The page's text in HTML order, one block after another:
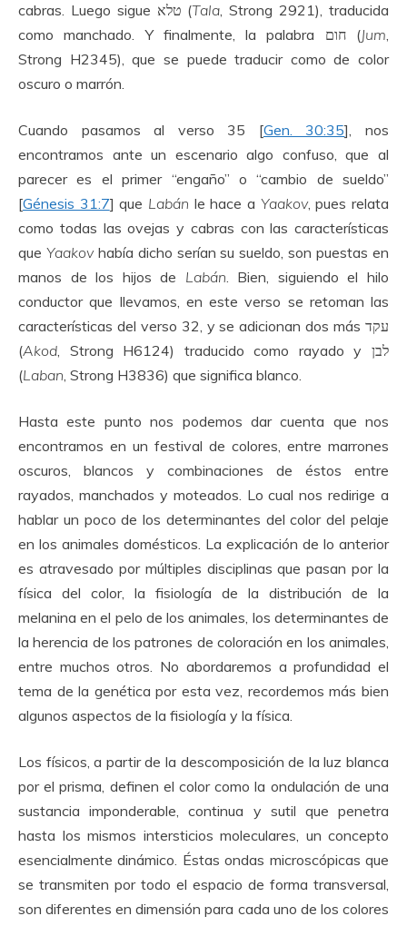
cabras. Luego sigue טלא (Tala, Strong 2921), traducida
como manchado. Y finalmente, la palabra חום (Jum,
Strong H2345), que se puede traducir como de color
oscuro o marrón.
Cuando pasamos al verso 35 [Gen. 30:35], nos
encontramos ante un escenario algo confuso, que al
parecer es el primer “engaño” o “cambio de sueldo”
[Génesis 31:7] que Labán le hace a Yaakov, pues relata
como todas las ovejas y cabras con las características
que Yaakovhabía dicho serían su sueldo, son puestas en
manos de los hijos de Labán. Bien, siguiendo el hilo
conductor que llevamos, en este verso se retoman las
características del verso 32, y se adicionan dos más עקד
(Akod, Strong H6124) traducido como rayado y לבן
(Laban, Strong H3836) que significa blanco.
Hasta este punto nos podemos dar cuenta que nos
encontramos en un festival de colores, entre marrones
oscuros, blancos y combinaciones de éstos entre
rayados, manchados y moteados. Lo cual nos redirige a
hablar un poco de los determinantes del color del pelaje
en los animales domésticos. La explicación de lo anterior
es atravesado por múltiples disciplinas que pasan por la
física del color, la fisiología de la distribución de la
melanina en el pelo de los animales, los determinantes de
la herencia de los patrones de coloración en los animales,
entre muchos otros. No abordaremos a profundidad el
tema de la genética por esta vez, recordemos más bien
algunos aspectos de la fisiología y la física.
Los físicos, a partir de la descomposición de la luz blanca
por el prisma, definen el color como la ondulación de una
sustancia imponderable, continua y sutil que penetra
hasta los mismos intersticios moleculares, un concepto
esencialmente dinámico. Éstas ondas microscópicas que
se transmiten por todo el espacio de forma transversal,
son diferentes en dimensión para cada uno de los colores